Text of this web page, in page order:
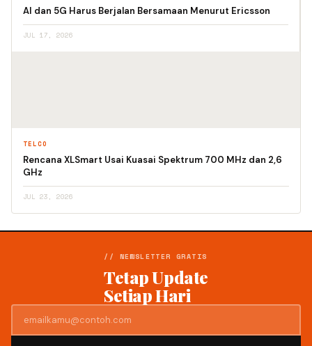
AI dan 5G Harus Berjalan Bersamaan Menurut Ericsson
JUL 17, 2026
TELCO
Rencana XLSmart Usai Kuasai Spektrum 700 MHz dan 2,6
GHz
JUL 23, 2026
// NEWSLETTER GRATIS
Tetap Update
Setiap Hari